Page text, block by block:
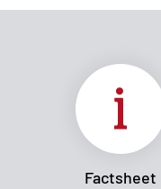
Factsheet